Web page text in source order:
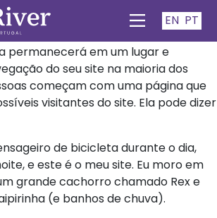
EN PT
de exemplo. É diferente de um post
permanecerá em um lugar e
do seu site na maioria dos
começam com uma página que
visitantes do site. Ela pode dizer
de bicicleta durante o dia,
e este é o meu site. Eu moro em
grande cachorro chamado Rex e
(e banhos de chuva).